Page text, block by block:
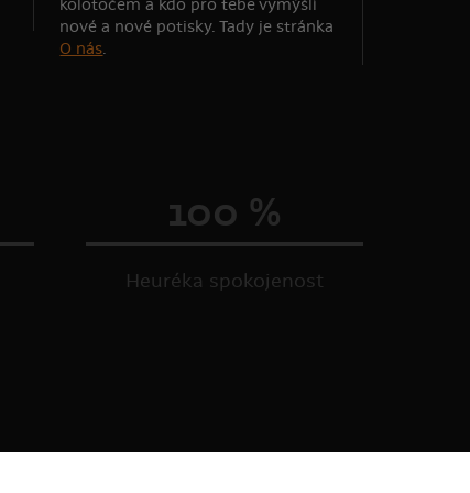
kolotočem a kdo pro tebe vymýšlí
nové a nové potisky. Tady je stránka
O nás.
100 %
Heuréka spokojenost